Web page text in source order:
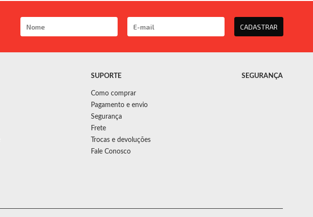
CADASTRAR
SUPORTE
Como comprar
Pagamento e envio
Segurança
Frete
Trocas e devoluções
Fale Conosco
SEGURANÇA